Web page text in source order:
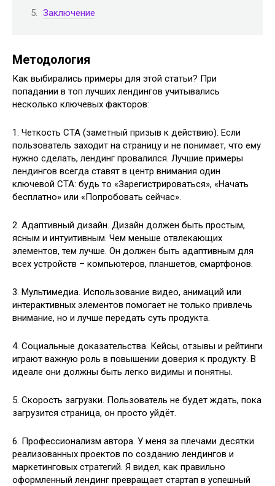
Заключение
Методология
Как выбирались примеры для этой статьи? При
попадании в топ лучших лендингов учитывались
несколько ключевых факторов:
1. Четкость CTA (заметный призыв к действию). Если
пользователь заходит на страницу и не понимает, что ему
нужно сделать, лендинг провалился. Лучшие примеры
лендингов всегда ставят в центр внимания один
ключевой CTA: будь то «Зарегистрироваться», «Начать
бесплатно» или «Попробовать сейчас».
2. Адаптивный дизайн. Дизайн должен быть простым,
ясным и интуитивным. Чем меньше отвлекающих
элементов, тем лучше. Он должен быть адаптивным для
всех устройств – компьютеров, планшетов, смартфонов.
3. Мультимедиа. Использование видео, анимаций или
интерактивных элементов помогает не только привлечь
внимание, но и лучше передать суть продукта.
4. Социальные доказательства. Кейсы, отзывы и рейтинги
играют важную роль в повышении доверия к продукту. В
идеале они должны быть легко видимы и понятны.
5. Скорость загрузки. Пользователь не будет ждать, пока
загрузится страница, он просто уйдёт.
6. Профессионализм автора. У меня за плечами десятки
реализованных проектов по созданию лендингов и
маркетинговых стратегий. Я видел, как правильно
оформленный лендинг превращает стартап в успешный